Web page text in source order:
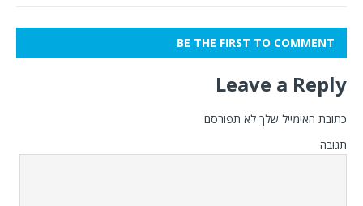
BE THE FIRST TO COMMENT
Leave a Reply
כתובת האימייל שלך לא תפורסם
תגובה